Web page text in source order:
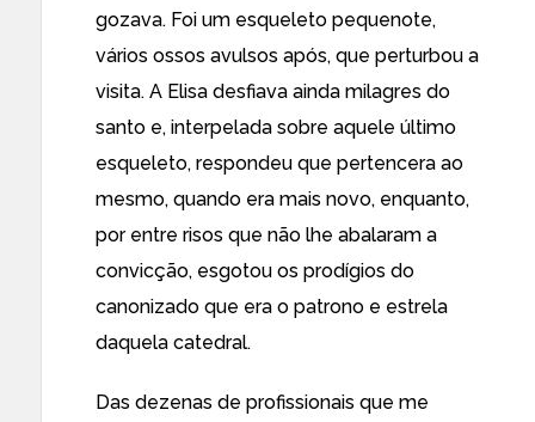
gozava. Foi um esqueleto pequenote,
vários ossos avulsos após, que perturbou a
visita. A Elisa desfiava ainda milagres do
santo e, interpelada sobre aquele último
esqueleto, respondeu que pertencera ao
mesmo, quando era mais novo, enquanto,
por entre risos que não lhe abalaram a
convicção, esgotou os prodígios do
canonizado que era o patrono e estrela
daquela catedral.
Das dezenas de profissionais que me